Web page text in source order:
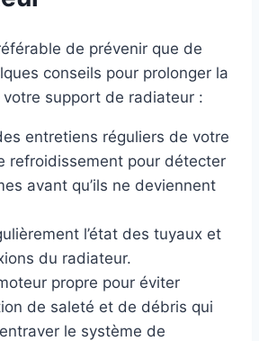
de prévenir que de
conseils pour prolonger la
support de radiateur :
entretiens réguliers de votre
refroidissement pour détecter
avant qu’ils ne deviennent
l’état des tuyaux et
du radiateur.
propre pour éviter
de saleté et de débris qui
le système de